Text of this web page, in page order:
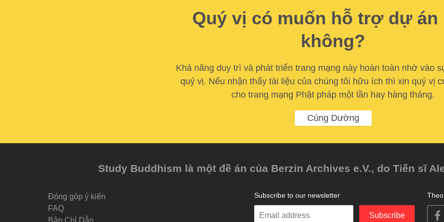
Quý vị có muốn hỗ trợ dự án
không?
Khả năng duy trì và phát triển trang mạng này hoàn toàn nhờ vào
quý vị. Nếu nhận thấy tài liệu của chúng tôi hữu ích thì xin quý vị
cho trang mạng Phật pháp một lần hay hàng tháng.
Cúng Dường
Study Buddhism là một đề án của Berzin Archives e.V., do Tiến sĩ
Đóng góp ý kiến
FAQ
Bản Chỉ Dẫn
Subscribe to our newsletter
Enter
Subscribe